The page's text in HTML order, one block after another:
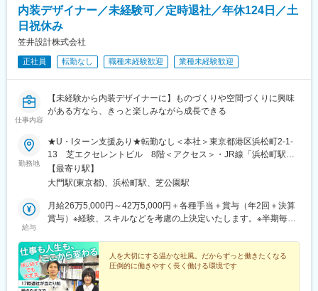
内装デザイナー／未経験可／定時退社／年休124日／土
日祝休み
笠井設計株式会社
正社員 転勤なし 職種未経験歓迎 業種未経験歓迎
仕事内容
【未経験から内装デザイナーに】ものづくりや空間づくりに興味
がある方なら、きっと楽しみながら成長できる
勤務地
★U・Iターン支援あり★転勤なし＜本社＞東京都港区浜松町2-1-
13 芝エクセレントビル 8階＜アクセス＞・JR線「浜松町駅」
徒歩7分・都営浅草線、大江戸線「大門駅」徒歩1分※受動喫煙対
策：屋内全面禁煙
【最寄り駅】
大門駅(東京都)、浜松町駅、芝公園駅
給与
月給26万5,000円～42万5,000円＋各種手当＋賞与（年2回＋決算
賞与）※経験、スキルなどを考慮の上決定いたします。※半期毎に
から6期連続支給）【年収例】850万円／月給54万円＋賞与年間4
カ月～6カ月／48歳750万円／月給48万円＋賞与年間4カ月～6カ
月／40歳500万円／月給28万円＋賞与年間4カ月～6カ月／30歳
人を大切にする温かな社風。だからずっと働きたくなる
圧倒的に働きやすく長く働ける環境です